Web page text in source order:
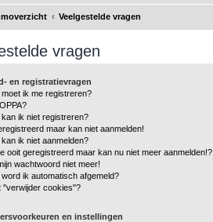
Veelgestelde vragen
vragen
en registratievragen
ik me registreren?
ik niet registreren?
maar kan niet aanmelden!
ik niet aanmelden?
ooit geregistreerd maar kan nu niet meer aanmelden!?
wachtwoord niet meer!
ik automatisch afgemeld?
"verwijder cookies"?
en instellingen